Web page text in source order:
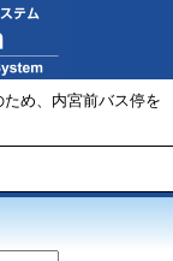
ため、内宮前バス停を